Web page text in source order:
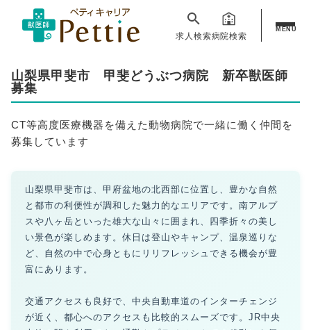
求人検索病院検索
MENU
山梨県甲斐市 甲斐どうぶつ病院 新卒獣医師
募集
CT等高度医療機器を備えた動物病院で一緒に働く仲間を
募集しています
山梨県甲斐市は、甲府盆地の北西部に位置し、豊かな自然
と都市の利便性が調和した魅力的なエリアです。南アルプ
スや八ヶ岳といった雄大な山々に囲まれ、四季折々の美し
い景色が楽しめます。休日は登山やキャンプ、温泉巡りな
ど、自然の中で心身ともにリリフレッシュできる機会が豊
富にあります。
交通アクセスも良好で、中央自動車道のインターチェンジ
が近く、都心へのアクセスも比較的スムーズです。JR中央